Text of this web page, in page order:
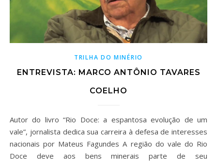
TRILHA DO MINÉRIO
ENTREVISTA: MARCO ANTÔNIO TAVARES
COELHO
Autor do livro “Rio Doce: a espantosa evolução de um
vale”, jornalista dedica sua carreira à defesa de interesses
nacionais por Mateus Fagundes A região do vale do Rio
Doce deve aos bens minerais parte de seu